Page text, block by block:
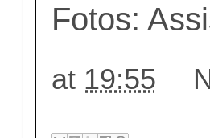
Fotos:
at 19:55